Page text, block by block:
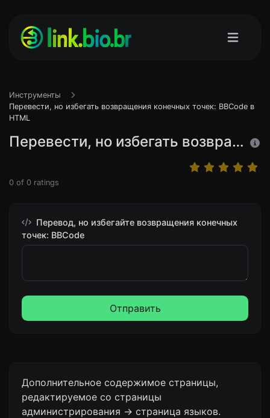
Инструменты
Перевести, но избегать возвращения конечных точек: BBCode в
HTML
Перевести, но избегать возвращения конечных точек: BBCode в HTML
0 of 0 ratings
Перевод, но избегайте возвращения конечных
точек: BBCode
Отправить
Дополнительное содержимое страницы,
редактируемое со страницы
администрирования -> страница языков.